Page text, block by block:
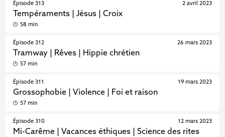
Épisode 313
Tempéraments | Jésus | Croix
2 avril 2023
58 min
Épisode 312
Tramway | Rêves | Hippie chrétien
26 mars 2023
57 min
Épisode 311
Grossophobie | Violence | Foi et raison
19 mars 2023
57 min
Épisode 310
Mi-Carême | Vacances éthiques | Science des rites
12 mars 2023